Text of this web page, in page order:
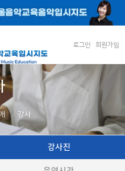
로그인 회원가입
강사
강사진